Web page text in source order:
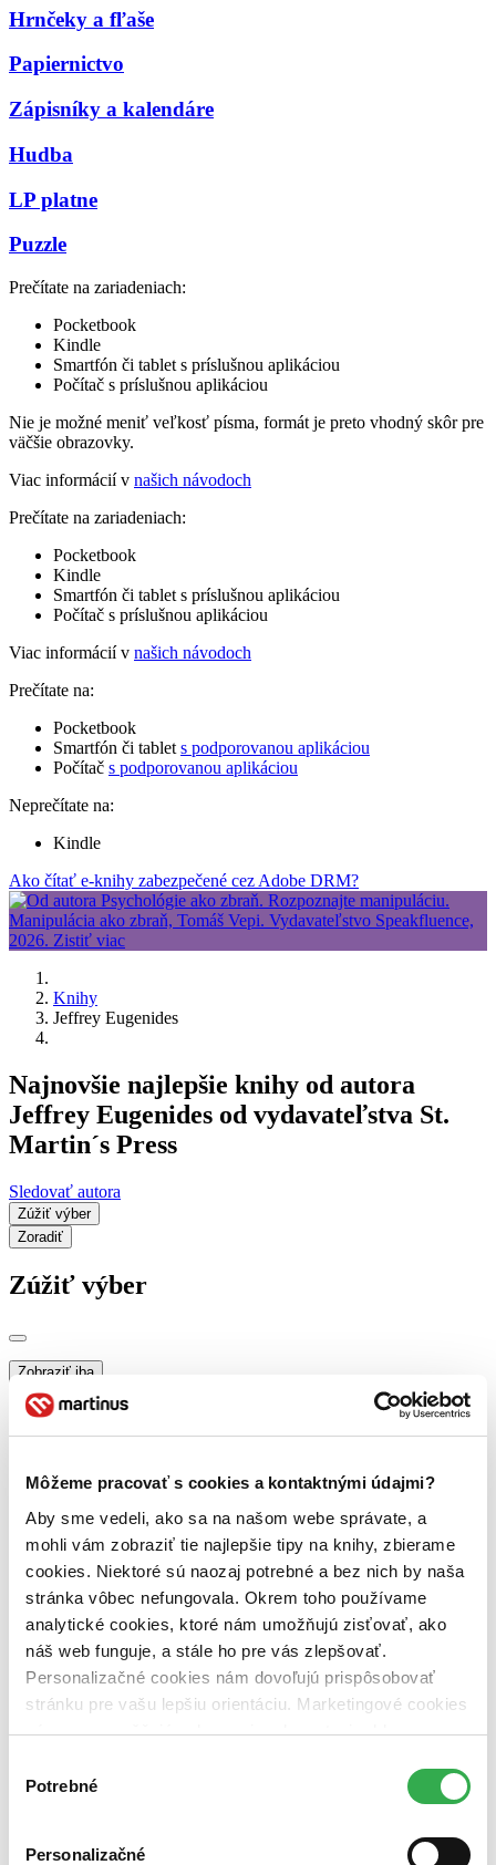
Môžeme pracovať s cookies a kontaktnými údajmi?
Aby sme vedeli, ako sa na našom webe správate, a
mohli vám zobraziť tie najlepšie tipy na knihy, zbierame
cookies. Niektoré sú naozaj potrebné a bez nich by naša
stránka vôbec nefungovala. Okrem toho používame
analytické cookies, ktoré nám umožňujú zisťovať, ako
náš web funguje, a stále ho pre vás zlepšovať.
Personalizačné cookies nám dovoľujú prispôsobovať
stránku pre vašu lepšiu orientáciu. Marketingové cookies
nám zas umožňujú zobrazenie relevantnej reklamy.
nám pomohlo, keby sme mohli používať všetky tieto
súhlasu
Potrebné
Personalizačné
Hrnčeky a fľaše
Papiernictvo
Zápisníky a kalendáre
Hudba
LP platne
Puzzle
Prečítate na zariadeniach:
Pocketbook
Kindle
Smartfón či tablet s príslušnou aplikáciou
Počítač s príslušnou aplikáciou
Nie je možné meniť veľkosť písma, formát je preto vhodný skôr pre
väčšie obrazovky.
Viac informácií v našich návodoch
Prečítate na zariadeniach:
Pocketbook
Kindle
Smartfón či tablet s príslušnou aplikáciou
Počítač s príslušnou aplikáciou
Viac informácií v našich návodoch
Prečítate na:
Pocketbook
Smartfón či tablet s podporovanou aplikáciou
Počítač s podporovanou aplikáciou
Neprečítate na:
Kindle
Ako čítať e-knihy zabezpečené cez Adobe DRM?
Knihy
Jeffrey Eugenides
Najnovšie najlepšie knihy od autora
Jeffrey Eugenides od vydavateľstva St.
Martin´s Press
Sledovať autora
Zúžiť výber
Zoradiť
Zúžiť výber
Zobraziť iba
novinky (0 titulov)
na centrálnom sklade (0 titulov)na centrálnom sklade
pripravujeme (0 titulov)pripravujeme
dostupná (bez vypredaných) (0 titulov)dostupná (bez
vypredaných)
Nové / čítané
nová (0 titulov)nová
čítaná (0 titulov)čítaná
čítaná - výborný stav (0 titulov)čítaná - výborný stav
čítaná - mierne opotrebovaná (0 titulov)čítaná - mierne
opotrebovaná
čítané verzie vypredaných kníh (0 titulov)čítané verzie
Zúžiť výber
Zoradiť